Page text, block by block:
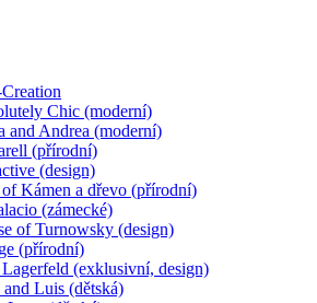
Chic (moderní)
and Andrea (moderní)
(přírodní)
(design)
Kámen a dřevo (přírodní)
(zámecké)
of Turnowsky (design)
(přírodní)
(exklusivní, design)
Luis (dětská)